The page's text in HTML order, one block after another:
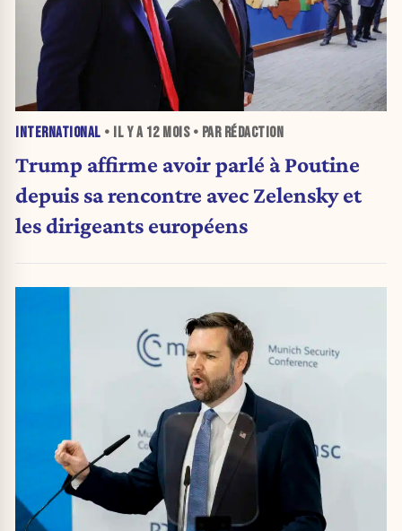
INTERNATIONAL • IL Y A 12 MOIS• PAR RÉDACTION
Trump affirme avoir parlé à Poutine
depuis sa rencontre avec Zelensky et
les dirigeants européens